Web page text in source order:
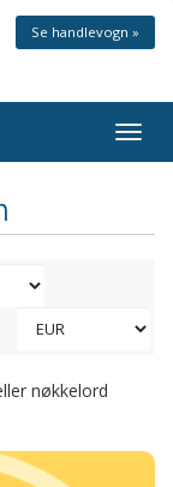
Se handlevogn »
nøkkelord